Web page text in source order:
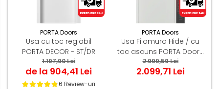
PORTA Doors
Usa cu toc reglabil
PORTA DECOR - ST/DR
1.197,90 Lei
de la 904,41 Lei
6 Review-uri
PORTA Doors
Usa Filomuro Hide / cu
toc ascuns PORTA Doors
Alb - miez PAL Tubular
2.999,59 Lei
2.099,71 Lei